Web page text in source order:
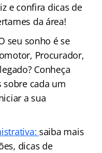
e confira dicas de
da área!
seu sonho é se
Procurador,
Conheça
sobre cada um
a sua
saiba mais
dicas de